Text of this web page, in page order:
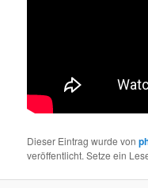
Dieser Eintrag wurde von
veröffentlicht. Setze ein